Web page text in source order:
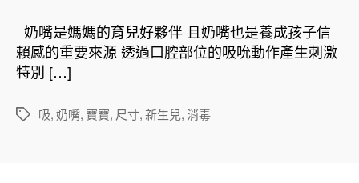
者
佈
日
期
奶嘴是媽媽的育兒好夥伴 且奶嘴也是養成孩子信
賴感的重要來源 透過口腔部位的吸吮動作產生刺激
特別 […]
標
吸,奶嘴, 寶寶, 尺寸,新生兒,消毒